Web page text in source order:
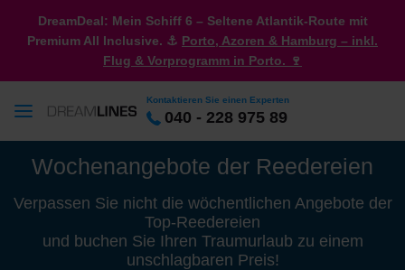
DreamDeal: Mein Schiff 6 – Seltene Atlantik-Route mit
Premium All Inclusive. ⚓ Porto, Azoren & Hamburg – inkl.
Flug & Vorprogramm in Porto. 🍷
Kontaktieren Sie einen Experten
040 - 228 975 89
Wochenangebote der Reedereien
Verpassen Sie nicht die wöchentlichen Angebote der
Top-Reedereien
und buchen Sie Ihren Traumurlaub zu einem
unschlagbaren Preis!